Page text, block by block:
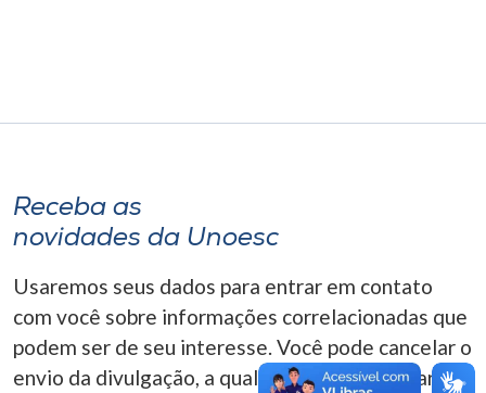
A+
Receba as
novidades da Unoesc
Usaremos seus dados para entrar em contato
com você sobre informações correlacionadas que
podem ser de seu interesse. Você pode cancelar o
envio da divulgação, a qualquer momento. Para